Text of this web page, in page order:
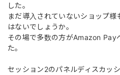
した。
まだ導入されていないショップ
はないでしょうか。
その場で多数の方がAmazon Pay
た。
セッション2のパネルディスカッ